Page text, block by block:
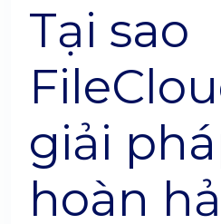
Tại sao
giải
hoàn